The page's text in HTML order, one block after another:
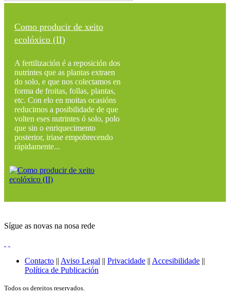
Como producir de xeito
ecolóxico (II)
A fertilización é a reposición dos
nutrintes que as plantas extraen
do solo, e que nos colectamos en
forma de froitas, follas, plantas,
etc. Con elo en moitas ocasións
reducimos a posibilidade de que
volten eses nutrintes ó solo, polo
que sin o enriquecimento
posterior, iriase empobrecendo
rápidamente...
Sígue as novas na nosa rede
Contacto || Aviso Legal || Privacidade || Accesibilidade ||
Política de Publicación
Todos os dereitos reservados.